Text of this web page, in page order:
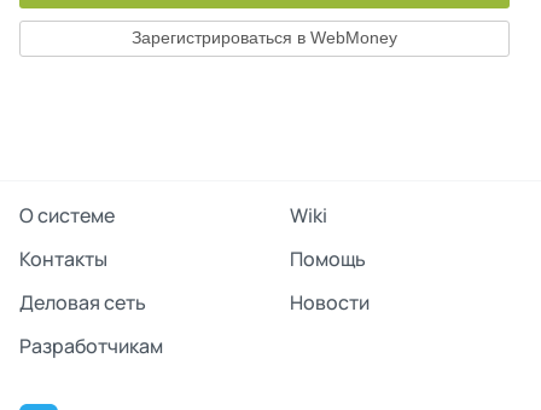
Зарегистрироваться в WebMoney
О системе
Wiki
Контакты
Помощь
Деловая сеть
Новости
Разработчикам